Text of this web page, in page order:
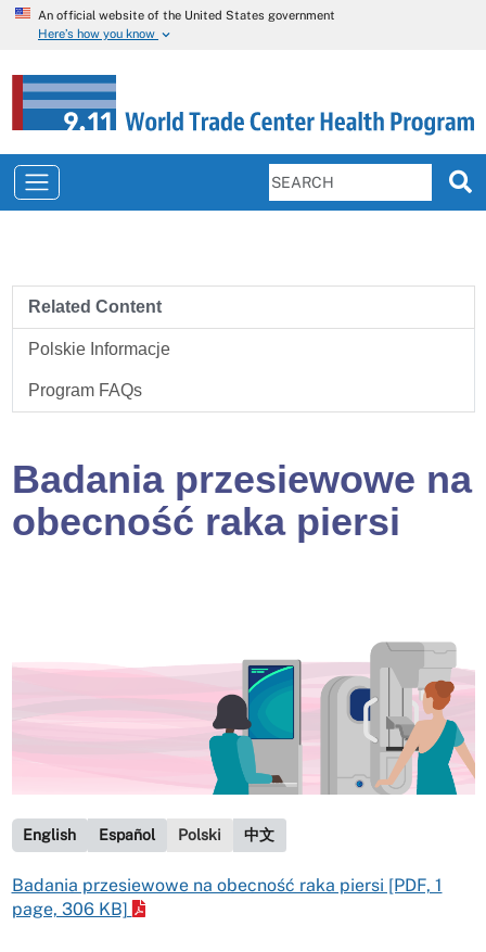
An official website of the United States government
Here’s how you know
Related Content
Polskie Informacje
Program FAQs
Badania przesiewowe na
obecność raka piersi
English Español Polski 中文
Badania przesiewowe na obecność raka piersi [PDF, 1
page, 306 KB]